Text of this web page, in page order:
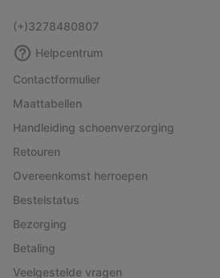
(+)3278480807
Helpcentrum
Contactformulier
Maattabellen
Handleiding schoenverzorging
Retouren
Overeenkomst herroepen
Bestelstatus
Bezorging
Betaling
Veelgestelde vragen